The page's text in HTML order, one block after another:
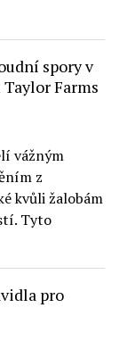
spory v
Farms
vážným
z
kvůli žalobám
Tyto
pro